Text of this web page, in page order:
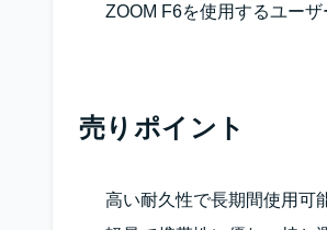
ZOOM F6を使用するユーザ
売りポイント
高い耐久性で長期間使用可